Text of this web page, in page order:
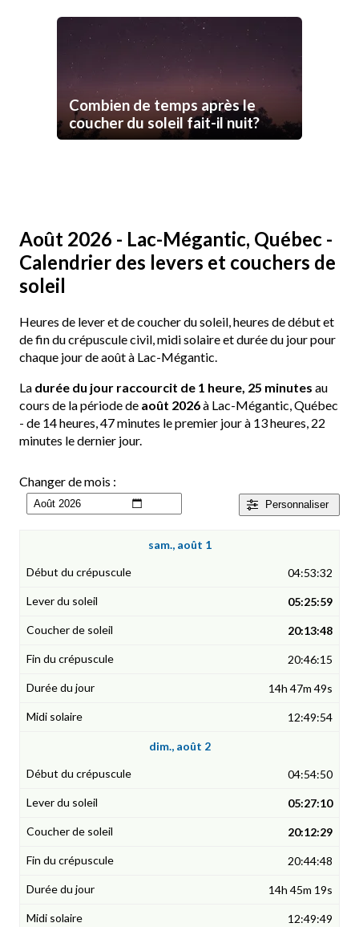
Combien de temps après le
coucher du soleil fait-il nuit?
Août 2026 - Lac-Mégantic, Québec -
Calendrier des levers et couchers de
soleil
Heures de lever et de coucher du soleil, heures de début et
de fin du crépuscule civil, midi solaire et durée du jour pour
chaque jour de août à Lac-Mégantic.
La durée du jour raccourcit de 1 heure, 25 minutes au
cours de la période de août 2026à Lac-Mégantic, Québec
- de 14 heures, 47 minutes le premier jour à 13 heures, 22
minutes le dernier jour.
Personnaliser
Changer de mois :
sam., août 1
04:53:32
05:25:59
20:13:48
20:46:15
14h 47m 49s
12:49:54
dim., août 2
04:54:50
05:27:10
20:12:29
20:44:48
14h 45m 19s
12:49:49